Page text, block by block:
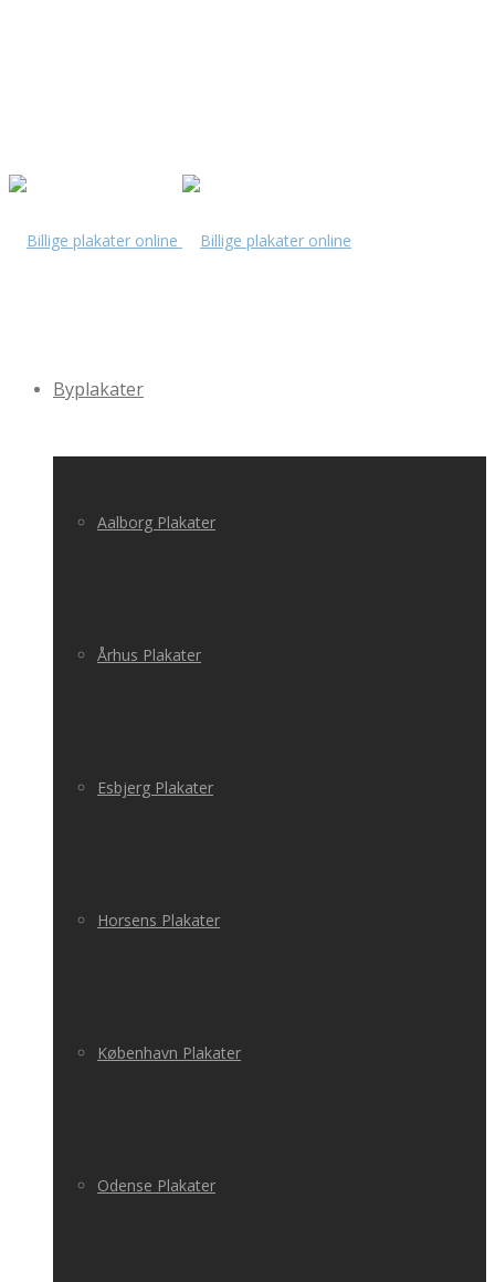
Byplakater
Aalborg Plakater
Århus Plakater
Esbjerg Plakater
Horsens Plakater
København Plakater
Odense Plakater